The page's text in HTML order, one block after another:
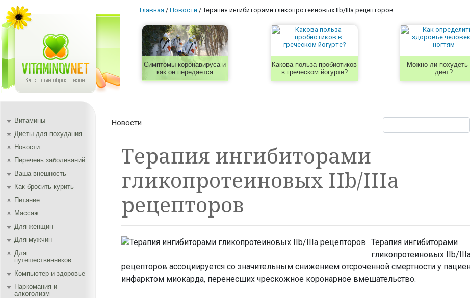
Главная / Новости / Терапия ингибиторами гликопротеиновых IIb/IIIa рецепторов
Симптомы коронавируса и
как он передается
Какова польза пробиотиков
в греческом йогурте?
Можно ли похудеть
диет?
Витамины
Диеты для похудания
Новости
Перечень заболеваний
Ваша внешность
Как бросить курить
Питание
Массаж
Для женщин
Для мужчин
Для
путешественников
Компьютер и здоровье
Наркомания и
алкоголизм
Новости
Терапия ингибиторами
гликопротеиновых IIb/IIIa
рецепторов
Терапия ингибиторами
гликопротеиновых IIb/
рецепторов ассоциируется со значительным снижением отсроченной смертности у
инфарктом миокарда, перенесших чрескожное коронарное вмешательство.